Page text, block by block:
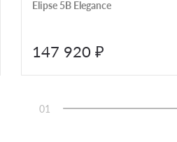
Elipse 5B Elegance
147 920 ₽
01